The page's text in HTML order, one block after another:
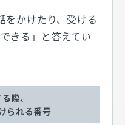
をかけたり、受ける
きる」と答えてい
際、
られる番号